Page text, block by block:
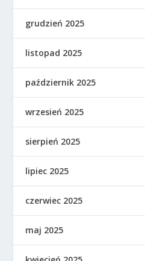
grudzień 2025
listopad 2025
październik 2025
wrzesień 2025
sierpień 2025
lipiec 2025
czerwiec 2025
maj 2025